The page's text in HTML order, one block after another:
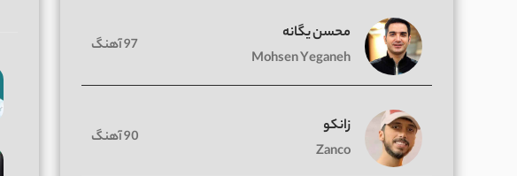
محسن یگانه
Mohsen Yeganeh
97 آهنگ
زانکو
Zanco
90 آهنگ